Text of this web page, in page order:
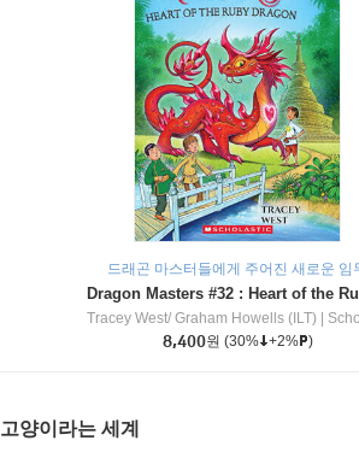
드래곤 마스터들에게 주어진 새로운 임
Tracey West/ Graham Howells (ILT)
8,400원 (30% +2% )
고양이라는 세계